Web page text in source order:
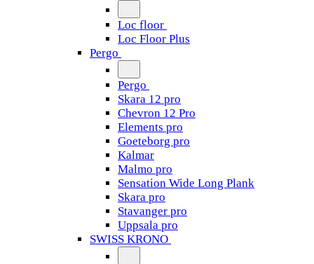
Loc floor
Loc Floor Plus
Pergo
Pergo
Skara 12 pro
Chevron 12 Pro
Elements pro
Goeteborg pro
Kalmar
Malmo pro
Sensation Wide Long Plank
Skara pro
Stavanger pro
Uppsala pro
SWISS KRONO